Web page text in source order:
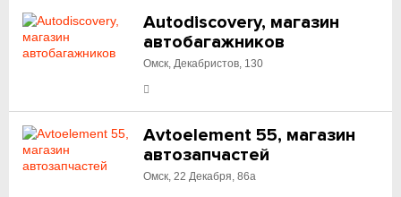
Autodiscovery, магазин
автобагажников
Омск, Декабристов, 130
Avtoelement 55, магазин
автозапчастей
Омск, 22 Декабря, 86а